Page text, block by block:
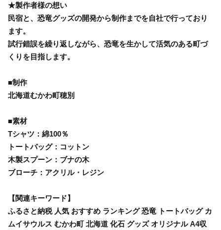
★製作者様の想い
民宿と、恐竜グッズの開発から制作までを自社で行っており
ます。
試行錯誤を繰り返しながら、恐竜を生かして活気のある町づ
くりを目指します。
■制作
北海道むかわ町穂別
■素材
Tシャツ：綿100％
トートバッグ：コットン
木製スプーン：ブナの木
ブローチ：アクリル・レジン
【関連キーワード】
ふるさと納税 人気 おすすめ ランキング 恐竜 トートバッグ カ
ムイサウルス むかわ町 北海道 化石 グッズ オリジナル A4収